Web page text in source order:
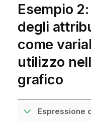
Esempio
degli
come
utilizzo
grafico
Espressione